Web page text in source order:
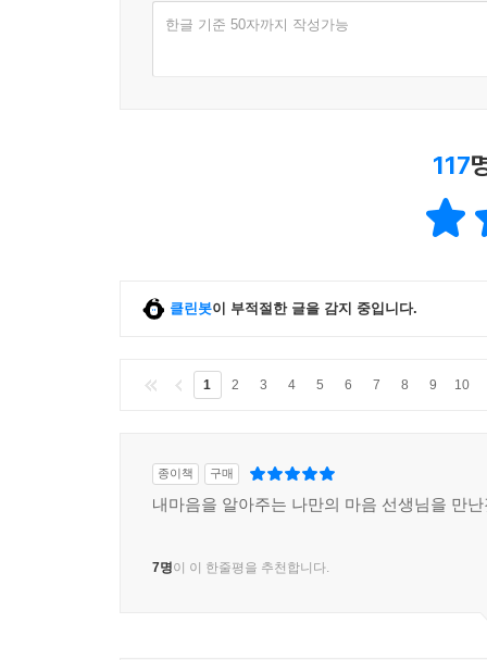
한글 기준 50자까지 작성가능
117
클린봇이 부적절한 글을 감지 중입니다.
1 2 3 4 5 6 7 8 9 10
종이책 구매
내마음을 알아주는 나만의 마음 선생님을 만
7명이 이 한줄평을 추천합니다.